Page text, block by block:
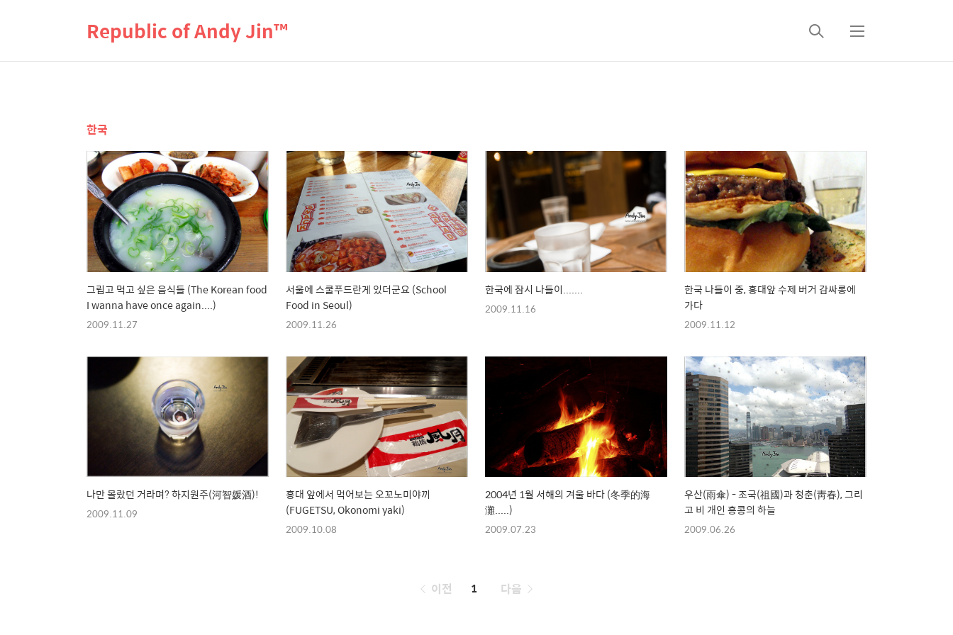
Republic of Andy Jin™
검
메
한국
그립고 먹고 싶은 음식들 (The Korean food
I wanna have once again....)
2009.11.27
서울에 스쿨푸드란게 있더군요 (School
Food in Seoul)
2009.11.26
한국에 잠시 나들이.......
2009.11.16
한국 나들이 중, 홍대앞 수제 버거 감싸롱에
가다
2009.11.12
나만 몰랐던 거라며? 하지원주(河智媛酒)!
2009.11.09
홍대 앞에서 먹어보는 오꼬노미야끼
(FUGETSU, Okonomi yaki)
2009.10.08
2004년 1월 서해의 겨울 바다 (冬季的海
灘.....)
2009.07.23
우산(雨傘) - 조국(祖國)과 청춘(靑春), 그리
고 비 개인 홍콩의 하늘
2009.06.26
페
이전 1 다음